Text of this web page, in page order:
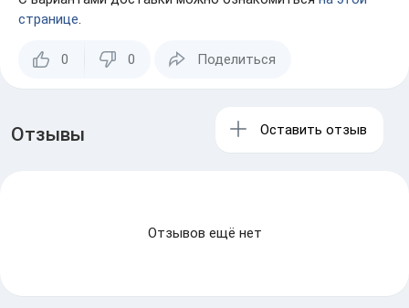
странице.
0 0 Поделиться
Отзывы Оставить отзыв
Отзывов ещё нет